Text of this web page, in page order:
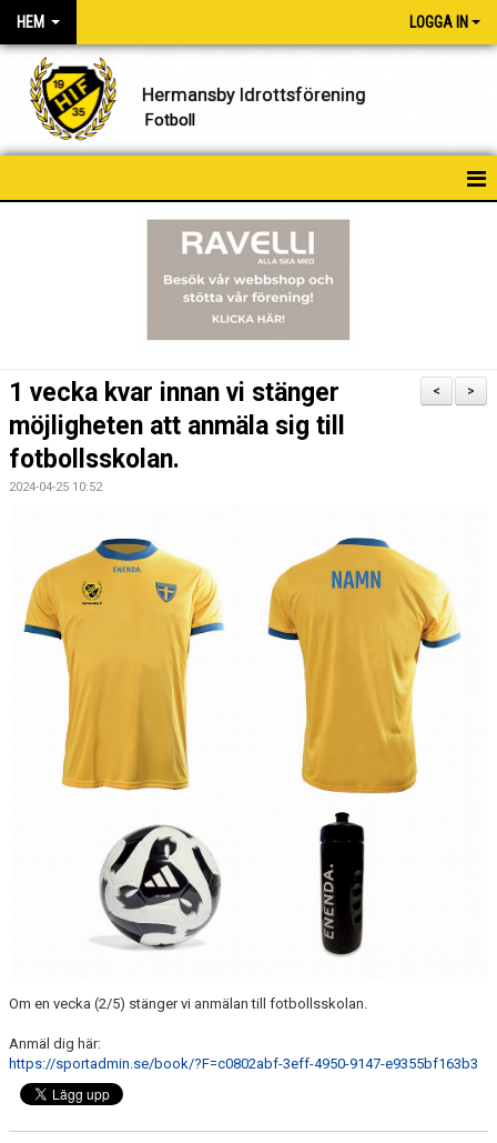
HEM LOGGA IN
Hermansby Idrottsförening
Fotboll
KALENDER
BILDGALLERI
VÅRA LAG/TRÄNARE
MATCHER
HIF - VÄRDEGRUND
>
<
1 vecka kvar innan vi stänger
möjligheten att anmäla sig till
fotbollsskolan.
2024-04-25 10:52
Om en vecka (2/5) stänger vi anmälan till fotbollsskolan.
Anmäl dig här:
https://sportadmin.se/book/?F=c0802abf-3eff-4950-9147-e9355bf163b3